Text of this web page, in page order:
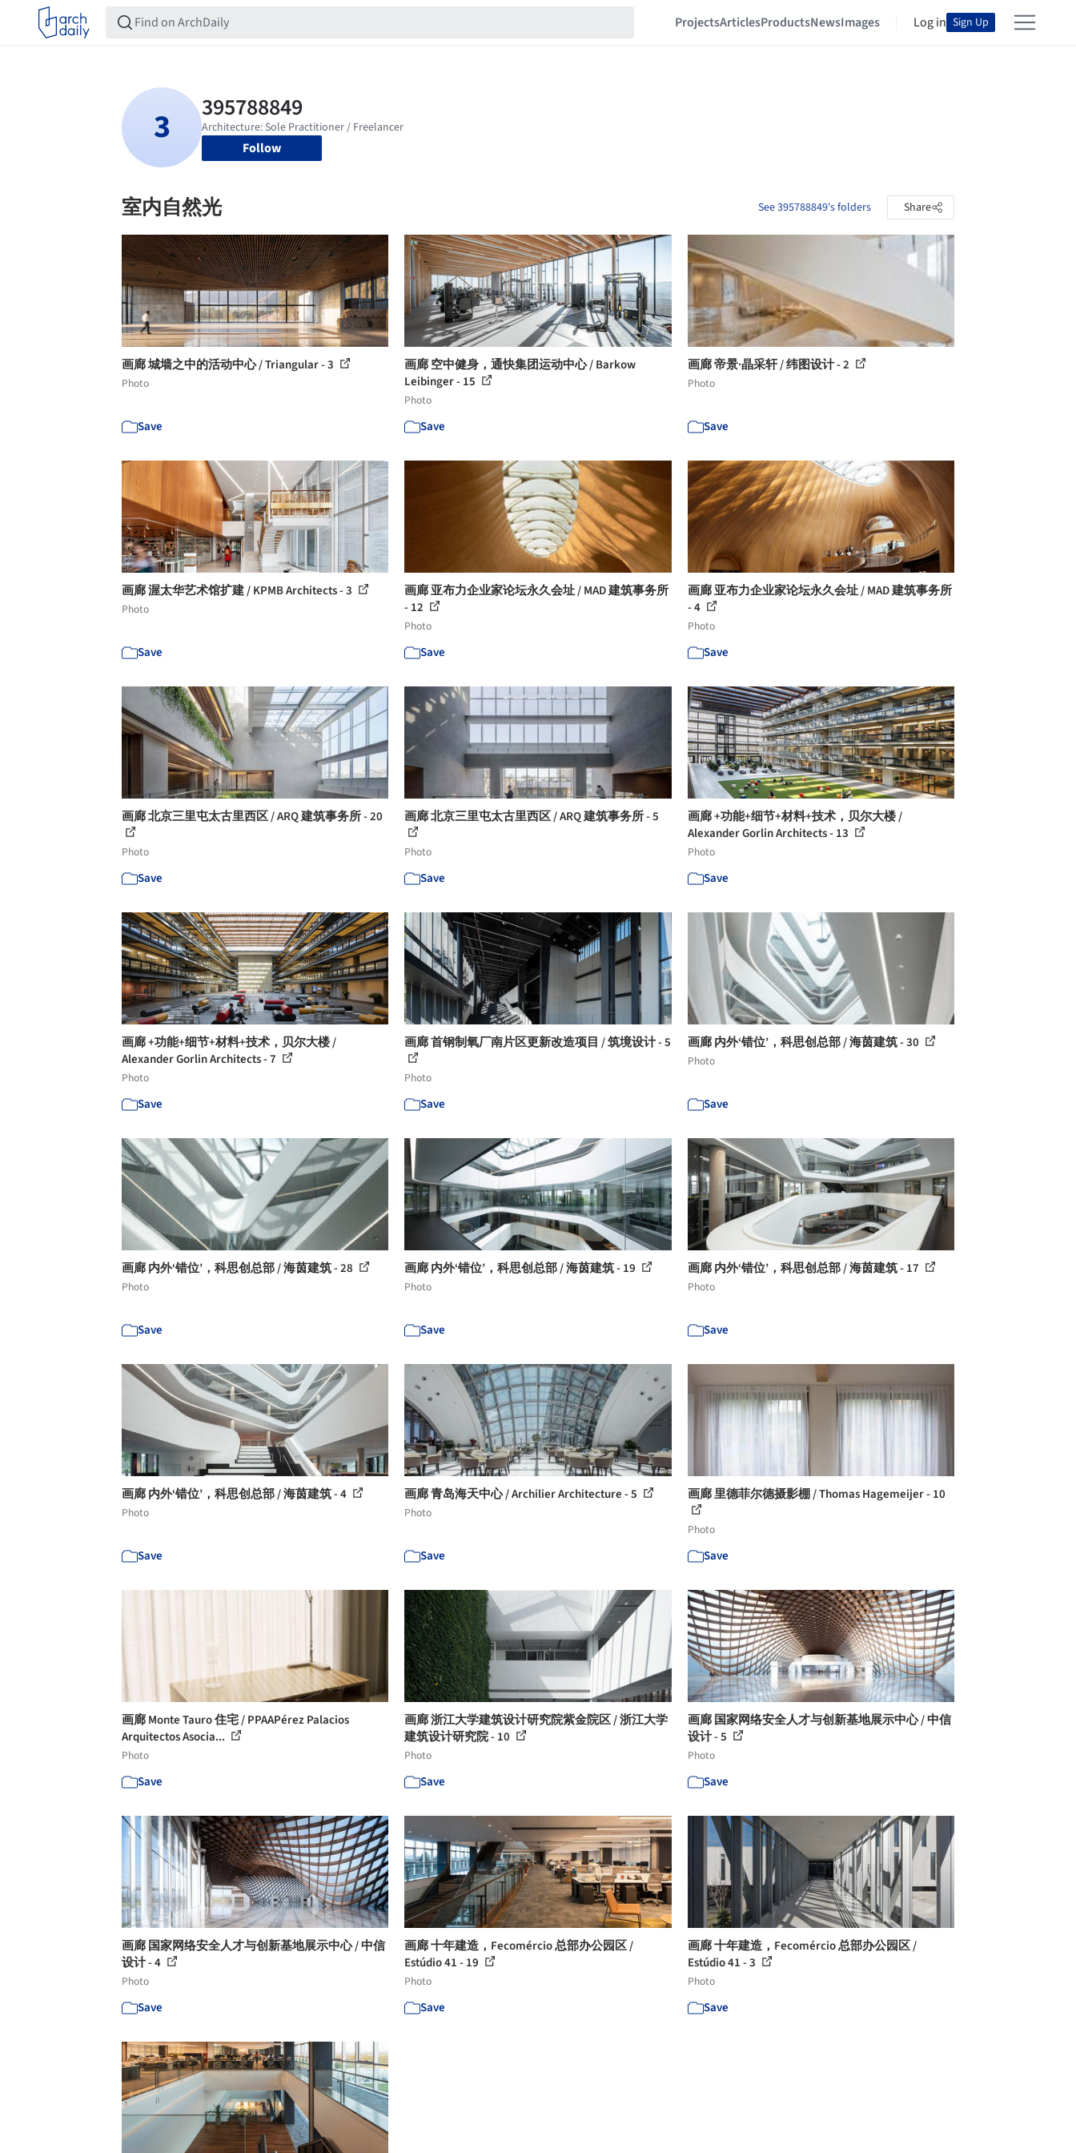
ProjectsArticlesProductsNewsImages Log in Sign Up
Follow
室内自然光 See 395788849's folders Share
画廊 城墙之中的活动中心 / Triangular - 3
Photo
Save
画廊 空中健身，通快集团运动中心 / Barkow
Leibinger - 15
Photo
Save
画廊 帝景·晶采轩 / 纬图设计 - 2
Photo
Save
画廊 渥太华艺术馆扩建 / KPMB Architects - 3
Photo
Save
画廊 亚布力企业家论坛永久会址 / MAD 建筑事务所
- 12
Photo
Save
画廊 亚布力企业家论坛永久会址 / MAD 建筑事务所
- 4
Photo
Save
画廊 北京三里屯太古里西区 / ARQ 建筑事务所 - 20
Photo
Save
画廊 北京三里屯太古里西区 / ARQ 建筑事务所 - 5
Photo
Save
画廊 +功能+细节+材料+技术，贝尔大楼 /
Alexander Gorlin Architects - 13
Photo
Save
画廊 +功能+细节+材料+技术，贝尔大楼 /
Alexander Gorlin Architects - 7
Photo
Save
画廊 首钢制氧厂南片区更新改造项目 / 筑境设计 - 5
Photo
Save
画廊 内外‘错位’，科思创总部 / 海茵建筑 - 30
Photo
Save
画廊 内外‘错位’，科思创总部 / 海茵建筑 - 28
Photo
Save
画廊 内外‘错位’，科思创总部 / 海茵建筑 - 19
Photo
Save
画廊 内外‘错位’，科思创总部 / 海茵建筑 - 17
Photo
Save
画廊 内外‘错位’，科思创总部 / 海茵建筑 - 4
Photo
Save
画廊 青岛海天中心 / Archilier Architecture - 5
Photo
Save
画廊 里德菲尔德摄影棚 / Thomas Hagemeijer - 10
Photo
Save
画廊 Monte Tauro 住宅 / PPAAPérez Palacios
Arquitectos Asocia...
Photo
Save
画廊 浙江大学建筑设计研究院紫金院区 / 浙江大学
建筑设计研究院 - 10
Photo
Save
画廊 国家网络安全人才与创新基地展示中心 / 中信
设计 - 5
Photo
Save
画廊 国家网络安全人才与创新基地展示中心 / 中信
设计 - 4
Photo
Save
画廊 十年建造，Fecomércio 总部办公园区 /
Estúdio 41 - 19
Photo
Save
画廊 十年建造，Fecomércio 总部办公园区 /
Estúdio 41 - 3
Photo
Save